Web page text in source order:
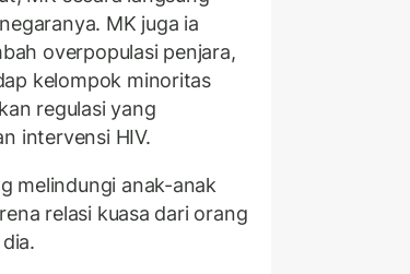
MK juga ia
overpopulasi penjara,
kelompok minoritas
regulasi yang
intervensi HIV.
melindungi anak-anak
relasi kuasa dari orang